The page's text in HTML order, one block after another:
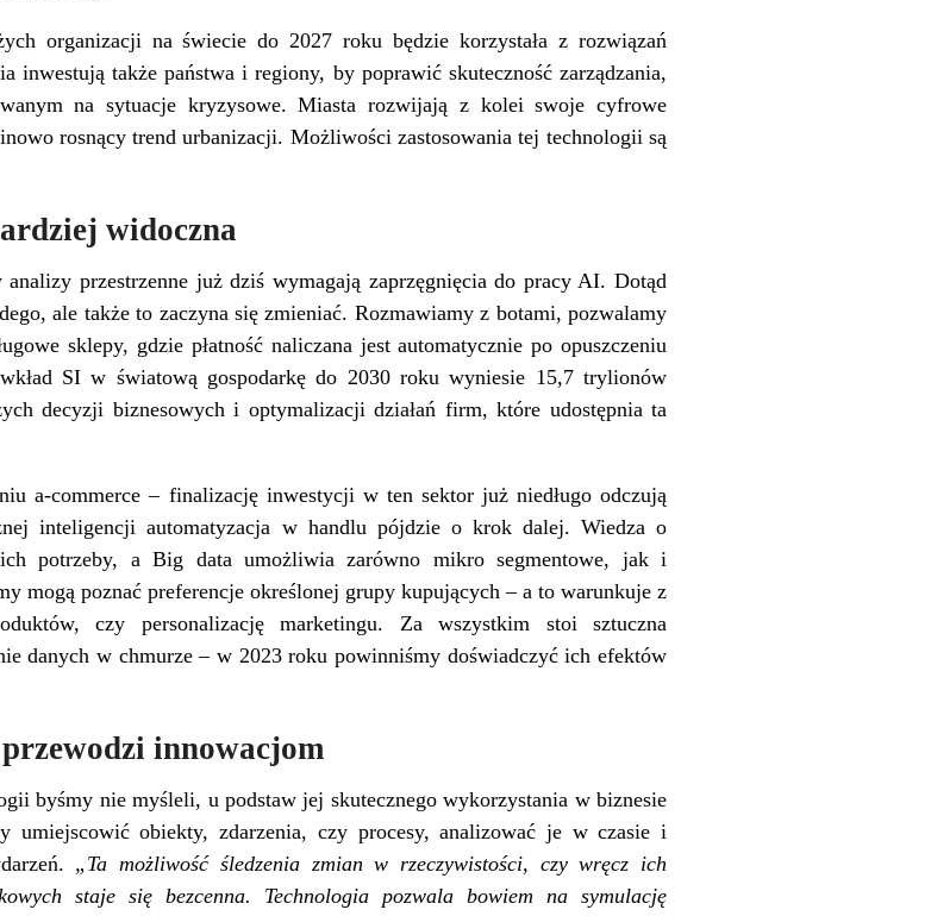
organizacji na świecie do 2027 roku będzie korzystała z rozwiązań
także państwa i regiony, by poprawić skuteczność zarządzania,
na sytuacje kryzysowe. Miasta rozwijają z kolei swoje cyfrowe
rosnący trend urbanizacji. Możliwości zastosowania tej technologii są
widoczna
przestrzenne już dziś wymagają zaprzęgnięcia do pracy AI. Dotąd
ale także to zaczyna się zmieniać. Rozmawiamy z botami, pozwalamy
sklepy, gdzie płatność naliczana jest automatycznie po opuszczeniu
SI w światową gospodarkę do 2030 roku wyniesie 15,7 trylionów
decyzji biznesowych i optymalizacji działań firm, które udostępnia ta
a-commerce – finalizację inwestycji w ten sektor już niedługo odczują
inteligencji automatyzacja w handlu pójdzie o krok dalej. Wiedza o
potrzeby, a Big data umożliwia zarówno mikro segmentowe, jak i
mogą poznać preferencje określonej grupy kupujących – a to warunkuje z
czy personalizację marketingu. Za wszystkim stoi sztuczna
danych w chmurze – w 2023 roku powinniśmy doświadczyć ich efektów
innowacjom
byśmy nie myśleli, u podstaw jej skutecznego wykorzystania w biznesie
umiejscowić obiekty, zdarzenia, czy procesy, analizować je w czasie i
„Ta możliwość śledzenia zmian w rzeczywistości, czy wręcz ich
staje się bezcenna. Technologia pozwala bowiem na symulację